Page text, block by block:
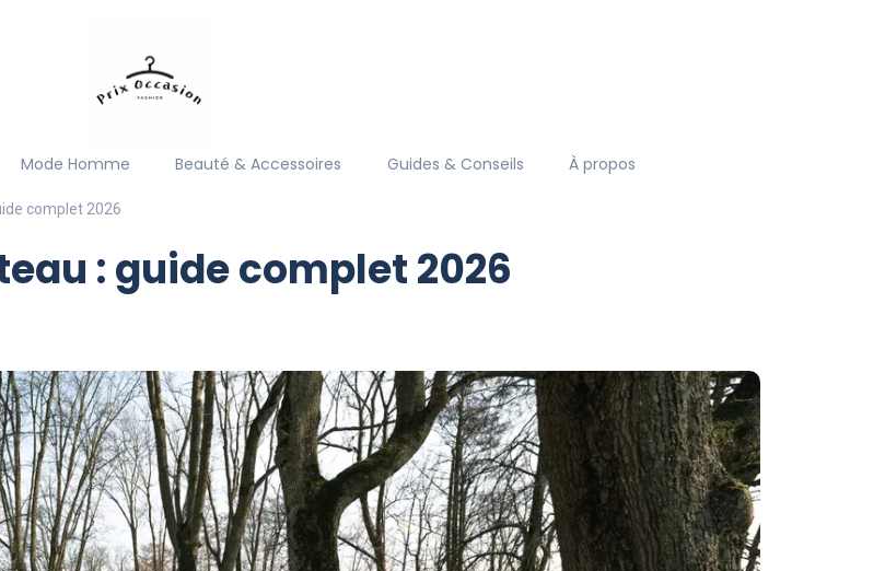
Mode Homme Beauté & Accessoires Guides & Conseils À propos
complet 2026
: guide complet 2026